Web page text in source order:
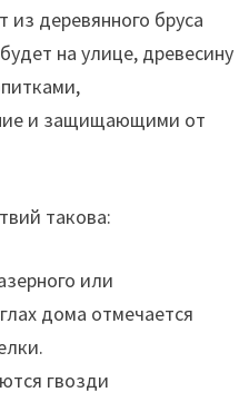
из деревянного бруса
на улице, древесину
и защищающими от
такова:
или
дома отмечается
гвозди